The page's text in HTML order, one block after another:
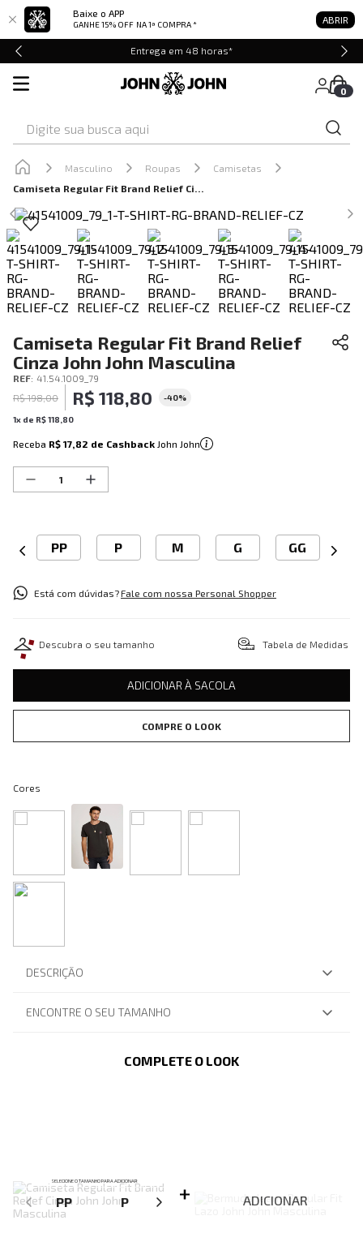
Baixe o APP
GANHE 15% OFF NA 1ª COMPRA * ABRIR
Entrega em 48 horas*
0
Masculino Roupas
Camisetas
Camiseta Regular Fit Brand Relief Cinza John John Masculina
Camiseta Regular Fit Brand Relief
Cinza John John Masculina
REF: 41.54.1009_79
R$ 198,00 R$ 118,80 -40%
1x de R$118 80
Receba R$ 17,82 de Cashback John John
PP P M G GG
Está com dúvidas?Fale com nossa Personal Shopper
Descubra o seu tamanho Tabela de Medidas
ADICIONAR À SACOLA
COMPRE O LOOK
Cores
DESCRIÇÃO
ENCONTRE O SEU TAMANHO
COMPLETE O LOOK
SELECIONE O TAMANHO PARA ADICIONAR
PP P M G GG
ADICIONAR